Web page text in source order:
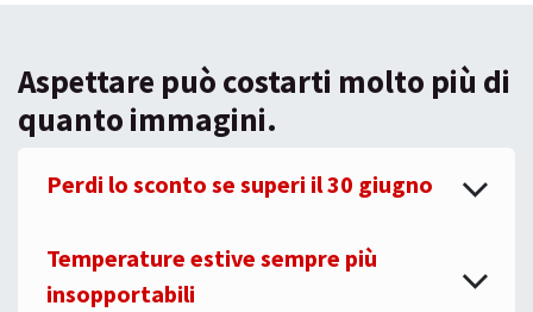
Aspettare può costarti molto più di
quanto immagini.
Perdi lo sconto se superi il 30 giugno
Temperature estive sempre più
insopportabili